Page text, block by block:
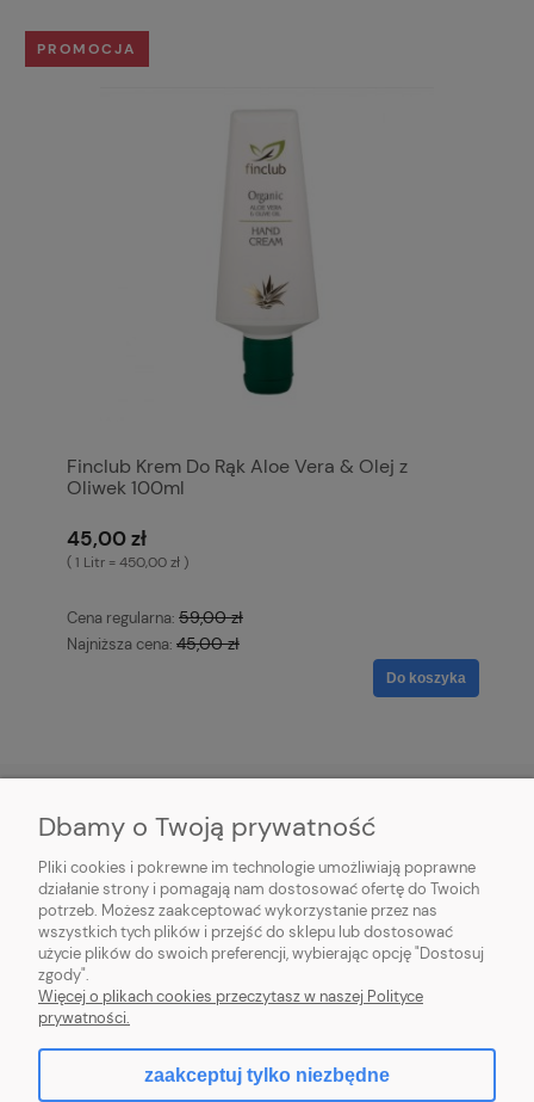
Finclub Krem Do Rąk Aloe Vera & Olej z
Oliwek 100ml
45,00 zł
( 1 Litr = 450,00 zł )
Cena regularna: 59,00 zł
Najniższa cena: 45,00 zł
Do koszyka
PROMOCJA
OBSŁUGA KLIENTA
REGULAMINY
Dbamy o Twoją prywatność
Pliki cookies i pokrewne im technologie umożliwiają poprawne
działanie strony i pomagają nam dostosować ofertę do Twoich
potrzeb. Możesz zaakceptować wykorzystanie przez nas
wszystkich tych plików i przejść do sklepu lub dostosować
użycie plików do swoich preferencji, wybierając opcję "Dostosuj
zgody".
Więcej o plikach cookies przeczytasz w naszej Polityce
prywatności.
zaakceptuj tylko niezbędne